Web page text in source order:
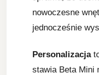
nowoczesne
jednocześnie
Personalizacja
stawia Beta Mini